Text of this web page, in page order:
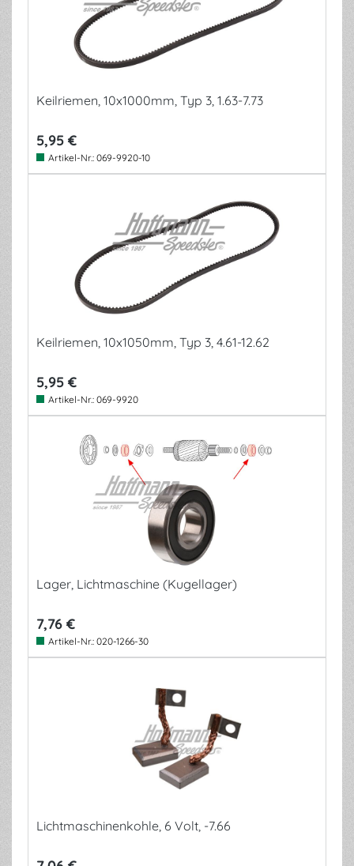
Keilriemen, 10x1000mm, Typ 3, 1.63-7.73
5,95 €
Artikel-Nr.: 069-9920-10
Keilriemen, 10x1050mm, Typ 3, 4.61-12.62
5,95 €
Artikel-Nr.: 069-9920
Lager, Lichtmaschine (Kugellager)
7,76 €
Artikel-Nr.: 020-1266-30
Lichtmaschinenkohle, 6 Volt, -7.66